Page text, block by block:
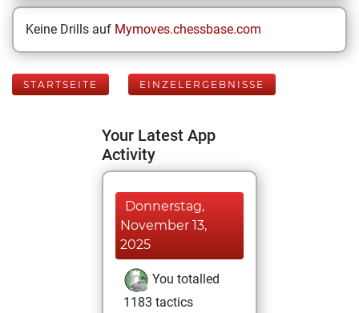
Keine Drills auf Mymoves.chessbase.com
STARTSEITE EINZELERGEBNISSE
Your Latest App
Activity
Donnerstag,
November 13,
2025
You totalled
1183 tactics